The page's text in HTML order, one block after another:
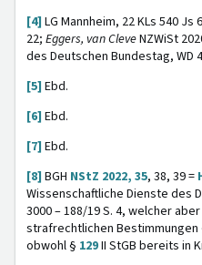
[4] LG Mannheim, 22 KLs 540 Js
22; Eggers, van CleveNZWiSt
des Deutschen Bundestag, WD
[5] Ebd.
[6] Ebd.
[7] Ebd.
[8] BGH NStZ 2022, 35, 38, 39 =
Wissenschaftliche Dienste des
3000 – 188/19 S. 4, welcher
strafrechtlichen Bestimmungen
obwohl § 129II StGB bereits in